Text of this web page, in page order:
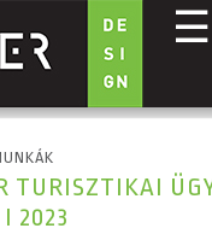
☰
TURISZTIKAI
2023